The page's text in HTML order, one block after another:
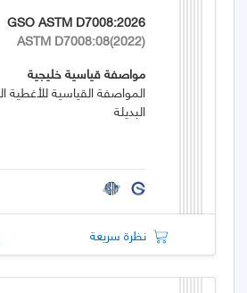
GSO ASTM D7008:2026
ASTM D7008:08(2022)
مواصفة قياسية خليجية
المواصفة القياسية للأغطية
البديلة
نظرة سريعة